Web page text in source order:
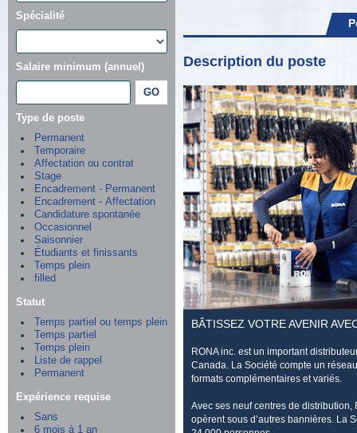
Spécialité
Salaire minimum (annuel)
Type de poste
Permanent
Temporaire
Affectation ou contrat
Stage
Encadrement - Permanent
Encadrement - Affectation
Candidature spontanée
Occasionnel
Saisonnier
Étudiants et finissants
Temps plein
filled
Statut
Temps partiel ou temps plein
Temps partiel
Temps plein
Liste de rappel
Permanent
Expérience requise
Sans
6 mois à 1 an
Description du poste
BÂTISSEZ VOTRE AVENIR
RONA inc. est un important
Canada. La Société compte un
formats complémentaires et variés.
Avec ses neuf centres de
opèrent sous d’autres bannières. La